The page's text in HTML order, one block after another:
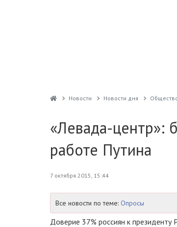
Новости Новости дня
«Левада-центр»:
работе Путина
7 октября 2015, 15:44
Все новости по теме: Опросы
Доверие 37% россиян к